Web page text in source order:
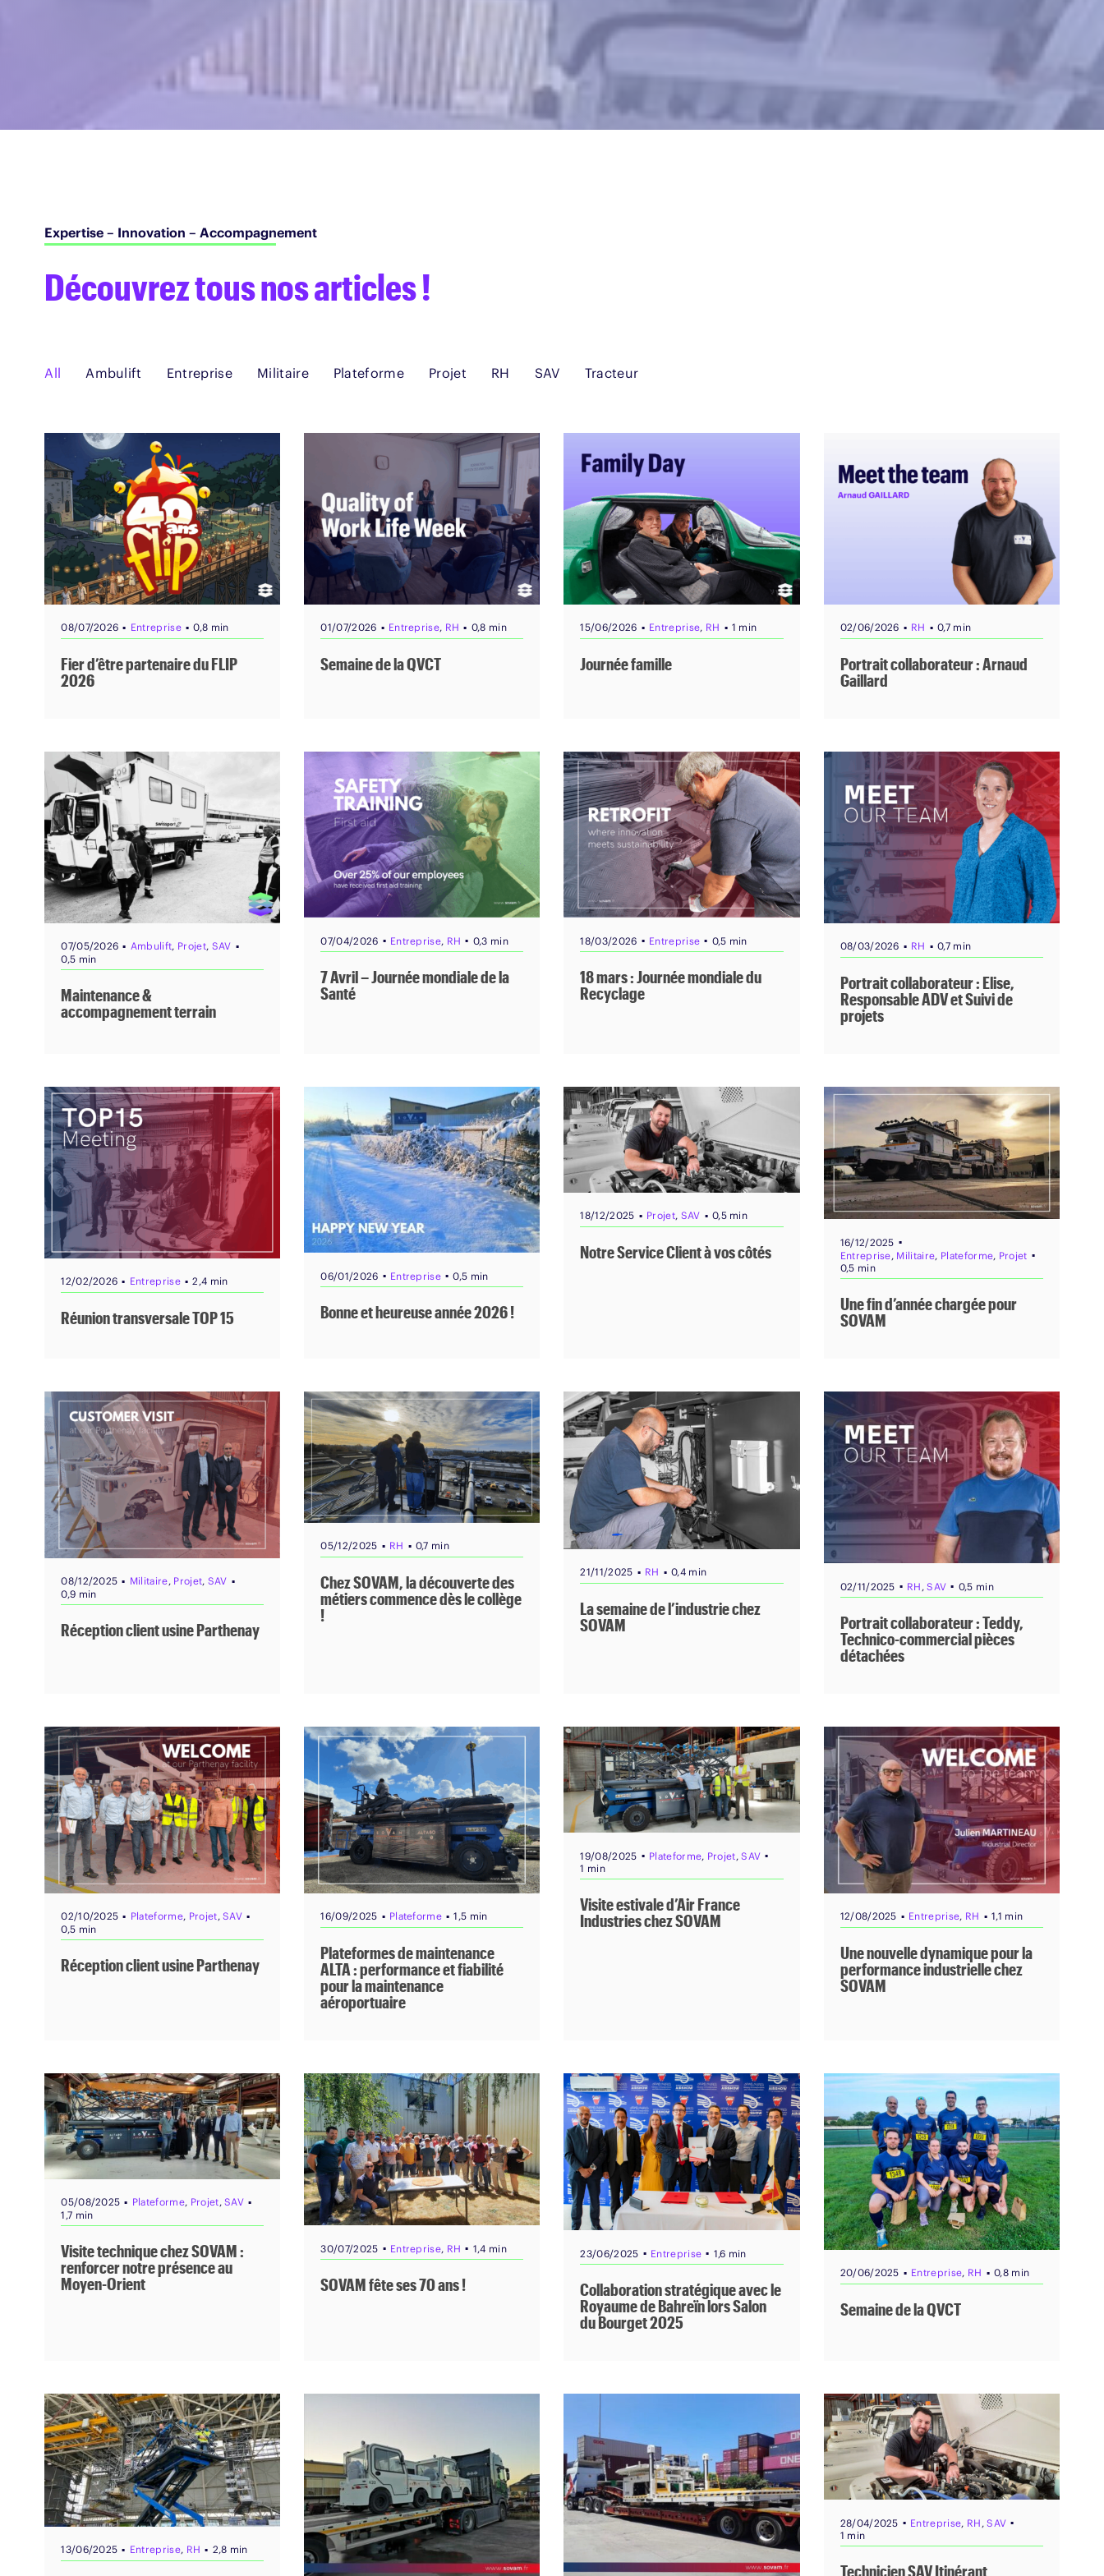
Expertise – Innovation – Accompagnement
Découvrez tous nos articles !
All Ambulift Entreprise Militaire Plateforme Projet RH SAV Tracteur
08/07/2026 ▪ Entreprise ▪ 0,8 min
Fier d’être partenaire du FLIP
2026
01/07/2026 ▪ Entreprise, RH ▪ 0,8 min
Semaine de la QVCT
15/06/2026 ▪ Entreprise, RH ▪ 1 min
Journée famille
02/06/2026 ▪ RH ▪ 0,7 min
Portrait collaborateur : Arnaud
Gaillard
07/05/2026 ▪ Ambulift, Projet, SAV ▪
0,5 min
Maintenance &
accompagnement terrain
07/04/2026 ▪ Entreprise, RH ▪ 0,3 min
7 Avril – Journée mondiale de la
Santé
18/03/2026 ▪ Entreprise ▪ 0,5 min
18 mars : Journée mondiale du
Recyclage
08/03/2026 ▪ RH ▪ 0,7 min
Portrait collaborateur : Elise,
Responsable ADV et Suivi de
projets
12/02/2026 ▪ Entreprise ▪ 2,4 min
Réunion transversale TOP 15
06/01/2026 ▪ Entreprise ▪ 0,5 min
Bonne et heureuse année 2026 !
18/12/2025 ▪ Projet, SAV ▪ 0,5 min
Notre Service Client à vos côtés 16/12/2025 ▪
Entreprise, Militaire, Plateforme, Projet ▪
0,5 min
Une fin d’année chargée pour
SOVAM
08/12/2025 ▪ Militaire, Projet, SAV ▪
0,9 min
Réception client usine Parthenay
05/12/2025 ▪ RH ▪ 0,7 min
Chez SOVAM, la découverte des
métiers commence dès le collège
!
21/11/2025 ▪ RH ▪ 0,4 min
La semaine de l’industrie chez
SOVAM
02/11/2025 ▪ RH ,SAV ▪ 0,5 min
Portrait collaborateur : Teddy,
Technico-commercial pièces
détachées
02/10/2025 ▪ Plateforme, Projet,SAV ▪
0,5 min
Réception client usine Parthenay
16/09/2025 ▪ Plateforme ▪ 1,5 min
Plateformes de maintenance
ALTA : performance et fiabilité
pour la maintenance
aéroportuaire
19/08/2025 ▪ Plateforme, Projet,SAV ▪
1 min
Visite estivale d’Air France
Industries chez SOVAM
12/08/2025 ▪ Entreprise, RH ▪ 1,1 min
Une nouvelle dynamique pour la
performance industrielle chez
SOVAM
05/08/2025 ▪ Plateforme, Projet,SAV ▪
1,7 min
Visite technique chez SOVAM :
renforcer notre présence au
Moyen-Orient
30/07/2025 ▪ Entreprise, RH ▪ 1,4 min
SOVAM fête ses 70 ans !
23/06/2025 ▪ Entreprise ▪ 1,6 min
Collaboration stratégique avec le
Royaume de Bahreïn lors Salon
du Bourget 2025
20/06/2025 ▪ Entreprise, RH ▪ 0,8 min
Semaine de la QVCT
13/06/2025 ▪ Entreprise, RH ▪ 2,8 min
28/04/2025 ▪ Entreprise, RH ,SAV ▪
1 min
Technicien SAV Itinérant